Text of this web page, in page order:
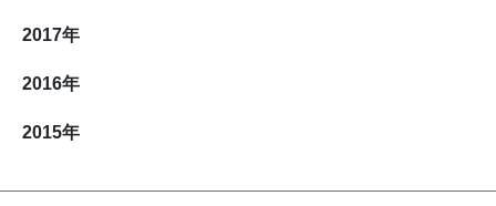
2017年
2016年
2015年